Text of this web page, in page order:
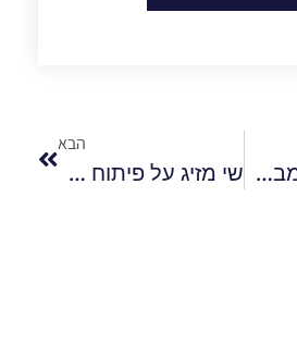
איכות מעולה ומבחר עשיר: למה לקוחות סופר ספיד אוסישקין חוזרים בכל פעם​
הבא
שי מזיג על פיתוח פרויקטי מגורים בפילה, אזור ההשקעות החם של לרנקה